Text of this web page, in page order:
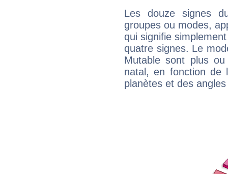
Les douze signes
groupes ou modes,
qui signifie
quatre signes. Le
Mutable sont plus
natal, en fonction de
planètes et des